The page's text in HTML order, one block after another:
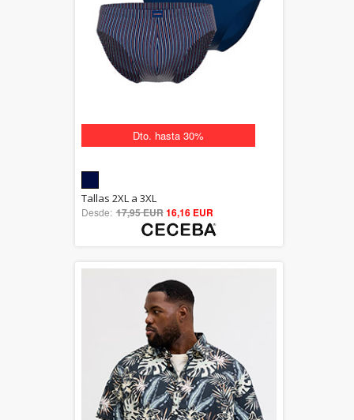
Dto. hasta 30%
5.00
out of 5
Tallas 2XL a 3XL
Desde: 17,95 EUR16,16 EUR